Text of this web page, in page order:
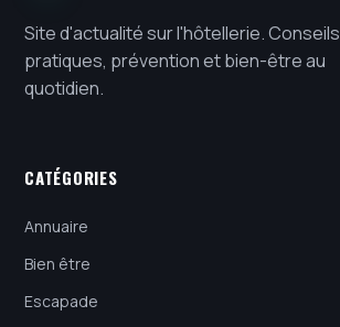
Site d'actualité sur l'hôtellerie. Conseils
pratiques, prévention et bien-être au
quotidien.
CATÉGORIES
Annuaire
Bien être
Escapade